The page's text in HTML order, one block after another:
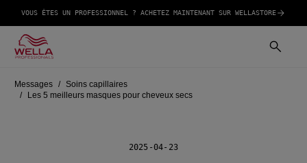
VOUS ÊTES UN PROFESSIONNEL ? ACHETEZ MAINTENANT SUR WELLASTORE
Messages
Soins capillaires
Les 5 meilleurs masques pour cheveux secs
2025-04-23